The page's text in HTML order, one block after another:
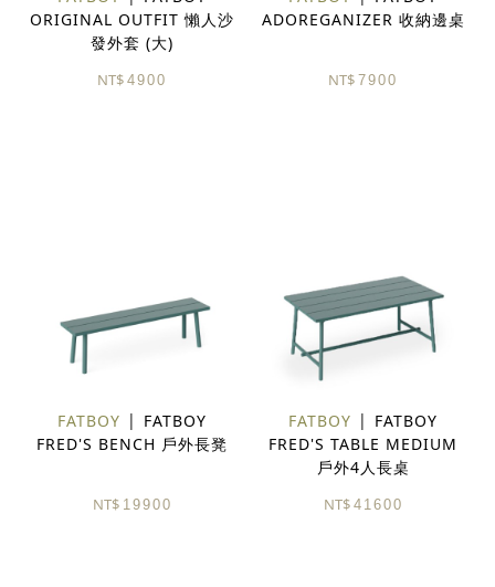
ORIGINAL OUTFIT 懶人沙
發外套 (大)
NT$ 4900
ADOREGANIZER 收納邊桌
NT$ 7900
FATBOY
FATBOY
FRED'S BENCH 戶外長凳
NT$ 19900
FATBOY
FATBOY
FRED'S TABLE MEDIUM
戶外4人長桌
NT$ 41600